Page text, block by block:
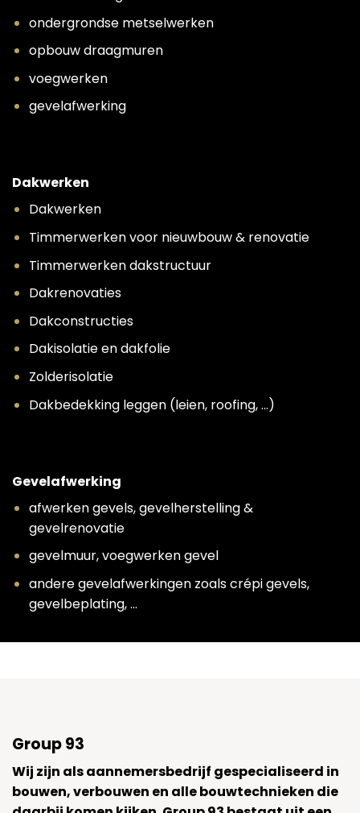
ondergrondse metselwerken
opbouw draagmuren
voegwerken
gevelafwerking
Dakwerken
Dakwerken
Timmerwerken voor nieuwbouw & renovatie
Timmerwerken dakstructuur
Dakrenovaties
Dakconstructies
Dakisolatie en dakfolie
Zolderisolatie
Dakbedekking leggen (leien, roofing, …)
Gevelafwerking
afwerken gevels, gevelherstelling &
gevelrenovatie
gevelmuur, voegwerken gevel
andere gevelafwerkingen zoals crépi gevels,
gevelbeplating, …
Group 93
Wij zijn als aannemersbedrijf gespecialiseerd in
bouwen, verbouwen en alle bouwtechnieken die